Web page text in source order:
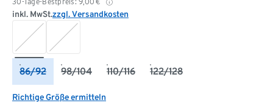
inkl. MwSt.zzgl. Versandkosten
86/92 98/104 110/116 122/128
Richtige Größe ermitteln